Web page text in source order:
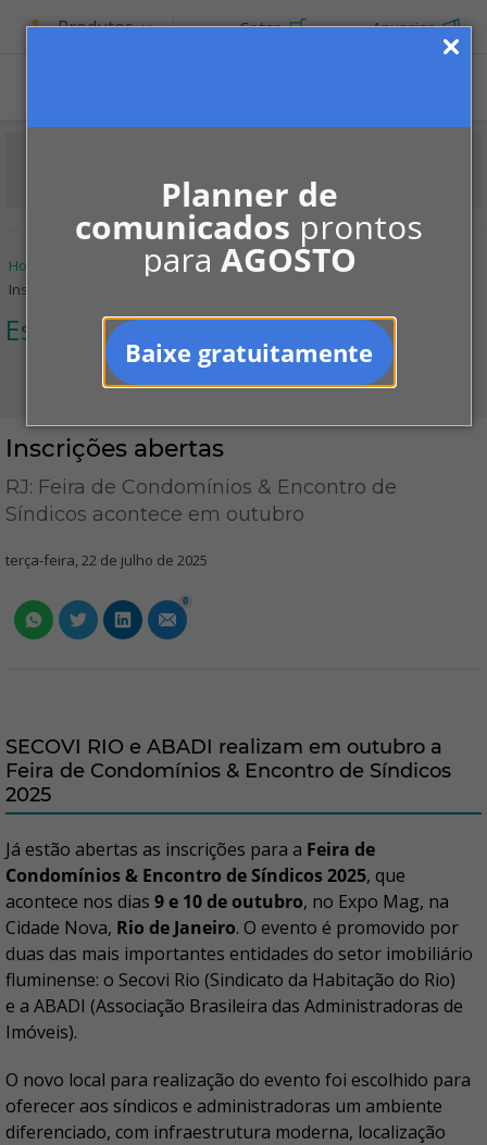
Planner de
comunicados prontos
para AGOSTO
Baixe gratuitamente
Produtos Cotar Anunciar
Home Notícias
Espaço SECOVIRIO
Inscrições abertas
Espaço SECOVIRIO
Inscrições abertas
RJ: Feira de Condomínios & Encontro de
Síndicos acontece em outubro
terça-feira, 22 de julho de 2025
0
SECOVI RIO e ABADI realizam em outubro a
Feira de Condomínios & Encontro de Síndicos
2025
Já estão abertas as inscrições para a Feira de
Condomínios & Encontro de Síndicos 2025, que
acontece nos dias 9 e 10 de outubro, no Expo Mag, na
Cidade Nova, Rio de Janeiro. O evento é promovido por
duas das mais importantes entidades do setor imobiliário
fluminense: o Secovi Rio (Sindicato da Habitação do Rio)
e a ABADI (Associação Brasileira das Administradoras de
Imóveis).
O novo local para realização do evento foi escolhido para
oferecer aos síndicos e administradoras um ambiente
diferenciado, com infraestrutura moderna, localização